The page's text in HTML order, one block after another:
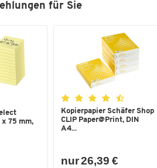
für Sie
75 mm,
Kopierpapier Schäfer Shop
CLIP Paper@Print, DIN
A4...
nur 26,39 €